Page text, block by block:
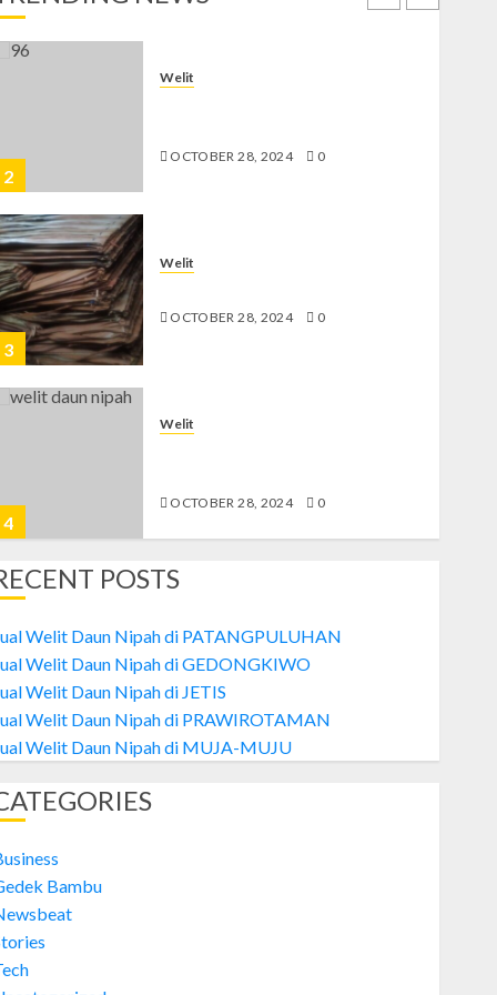
2
Welit
OCTOBER 28, 2024 0
3
Welit
OCTOBER 28, 2024 0
4
Welit
OCTOBER 28, 2024 0
5
MUJU
OCTOBER 26, 2024
1
POSTS
Welit Daun Nipah di PATANGPULUHAN
Welit Daun Nipah di GEDONGKIWO
Welit Daun Nipah di JETIS
Welit Daun Nipah di PRAWIROTAMAN
Welit Daun Nipah di MUJA-MUJU
Bambu